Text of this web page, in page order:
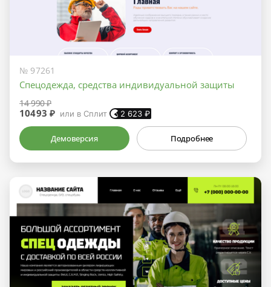
№ 97261
Спецодежда, средства индивидуальной защиты
14 990 ₽
10493 ₽ или в Сплит 2 623 ₽
Демоверсия Подробнее